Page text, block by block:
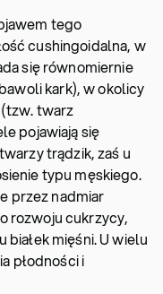
tego
cushingoidalna, w
się równomiernie
kark), w okolicy
twarz
pojawiają się
trądzik, zaś u
typu męskiego.
przez nadmiar
rozwoju cukrzycy,
mięśni. U wielu
płodności i